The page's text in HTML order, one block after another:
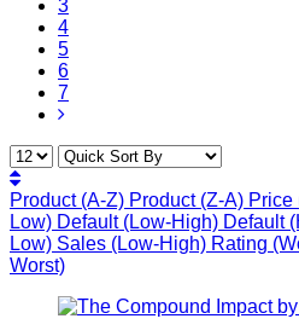
3
4
5
6
7
Product (A-Z) Product (Z-A) Price
Low) Default (Low-High) Default
Low) Sales (Low-High) Rating
Worst)